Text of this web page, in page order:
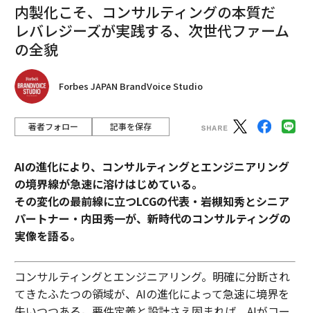
内製化こそ、コンサルティングの本質だ
レバレジーズが実践する、次世代ファーム
の全貌
Forbes JAPAN BrandVoice Studio
著者フォロー 記事を保存
AIの進化により、コンサルティングとエンジニアリング
の境界線が急速に溶けはじめている。
その変化の最前線に立つLCGの代表・岩槻知秀とシニア
パートナー・内田秀一が、新時代のコンサルティングの
実像を語る。
コンサルティングとエンジニアリング。明確に分断され
てきたふたつの領域が、AIの進化によって急速に境界を